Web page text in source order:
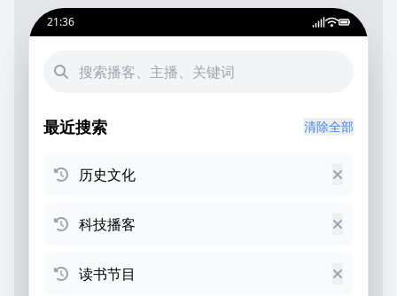
21:36
最近搜索 清除全部
历史文化
科技播客
读书节目